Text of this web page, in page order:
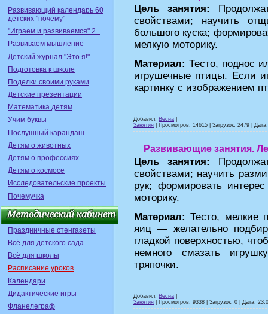
Развивающий календарь 60
детских "почему"
"Играем и развиваемся" 2+
Развиваем мышление
Детский журнал "Это я!"
Подготовка к школе
Поделки своими руками
Детские презентации
Математика детям
Учим буквы
Послушный карандаш
Детям о животных
Детям о профессиях
Детям о космосе
Исследовательские проекты
Почемучка
Праздничные стенгазеты
Всё для детского сада
Всё для школы
Расписание уроков
Календари
Дидактические игры
Фланелеграф
Цель занятия:
свойствами; научить
большого куска;
мелкую моторику.
Материал: Тесто, поднос
игрушечные птицы. Если
картинку с изображением
Добавил: Весна
Занятия | Просмотров: 14615 | Загрузок: 2479 |
Развивающие занятия.
Цель занятия:
свойствами; научить
рук; формировать
моторику.
Материал: Тесто, мелкие
яиц — желательно
гладкой поверхностью,
немного смазать
тряпочки.
Добавил: Весна
Занятия | Просмотров: 9338 | Загрузок: 0 | Дата: